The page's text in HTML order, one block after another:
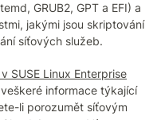
GRUB2, GPT a EFI) a
jakými jsou skriptování
síťových služeb.
SUSE Linux Enterprise
informace týkající
li porozumět síťovým